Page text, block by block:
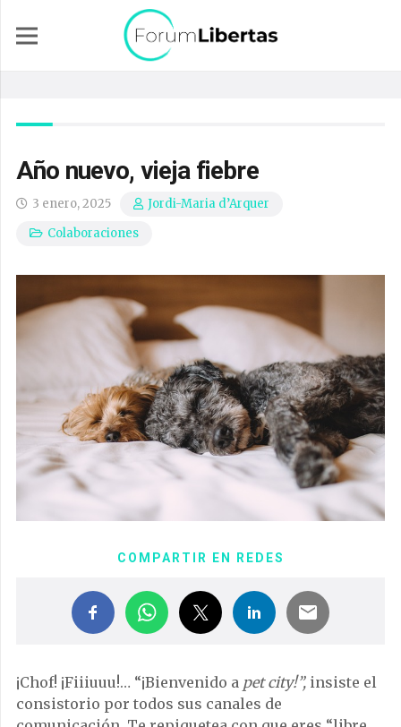
Año nuevo, vieja fiebre
3 enero, 2025
Jordi-Maria d’Arquer
Colaboraciones
COMPARTIR EN REDES
¡Chof! ¡Fiiiuuu!… “¡Bienvenido a pet city!”, insiste el
consistorio por todos sus canales de